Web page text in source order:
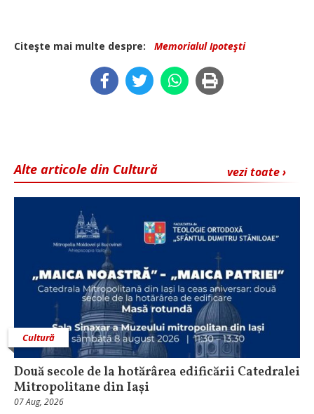
Citeşte mai multe despre: Memorialul Ipoteşti
vezi toate ›
Alte articole din Cultură
Cultură
Două secole de la hotărârea edificării Catedralei
Mitropolitane din Iași
07 Aug, 2026